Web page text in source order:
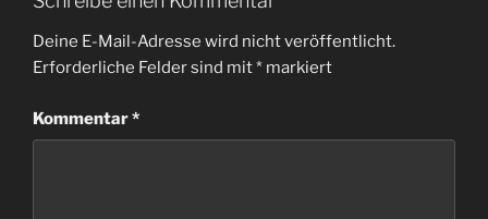
Deine E-Mail-Adresse wird nicht veröffentlicht.
Erforderliche Felder sind mit* markiert
Kommentar*